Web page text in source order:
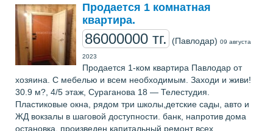
Продается 1 комнатная
квартира.
86000000 тг. (Павлодар) 09 августа
2023
Продается 1-ком квартира Павлодар от
хозяина. С мебелью и всем необходимым. Заходи и живи!
30.9 м?, 4/5 этаж, Сураганова 18 — Телестудия.
Пластиковые окна, рядом три школы,детские сады, авто и
ЖД вокзалы в шаговой доступности. банк, напротив дома
остановка. произведен капитальный ремонт всех